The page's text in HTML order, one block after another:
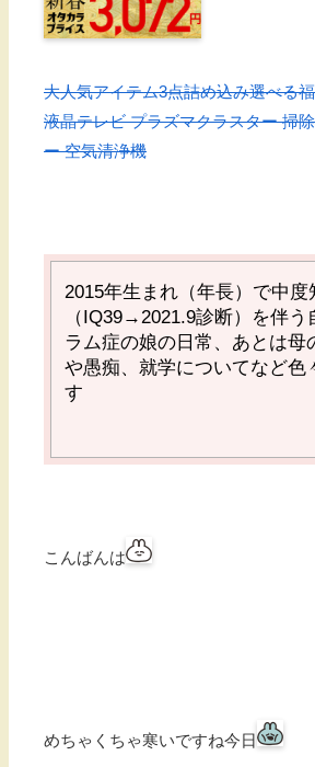
大人気アイテム3点詰め込み選べる
液晶テレビ プラズマクラスター 掃
ー 空気清浄機
2015年生まれ（年長）で中度
（IQ39→2021.9診断）を伴う
ラム症の娘の日常、あとは母
や愚痴、就学についてなど色
す
こんばんは
めちゃくちゃ寒いですね今日